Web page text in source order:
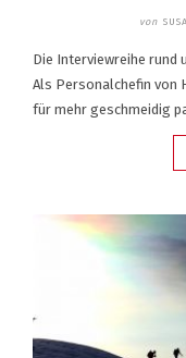
von
Die Interviewreihe rund
Als Personalchefin von
für mehr geschmeidig